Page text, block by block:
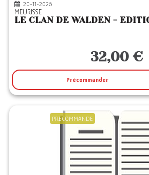
20-11-2026
MEURISSE
LE CLAN DE WALDEN -
32,00 €
Précommander
PRECOMMANDE